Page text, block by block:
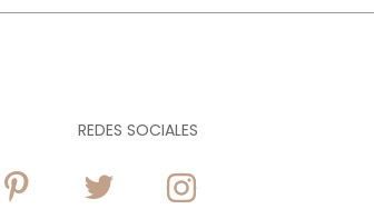
REDES SOCIALES